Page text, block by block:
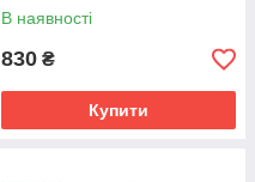
В наявності
830 ₴
Купити